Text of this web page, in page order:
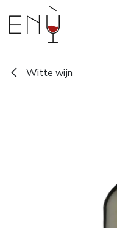
Overslaan naar inhoud
Witte wijn